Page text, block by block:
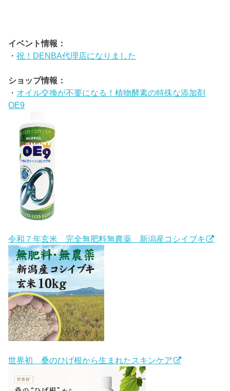
イベント情報：
・祝！DENBA代理店になりました
ショップ情報：
・ オイル交換が不要になる！植物酵素の特殊な添加剤
OE9
令和７年玄米 完全無肥料無農薬 新潟産コシイブキ
世界初 桑のひげ根から生まれたスキンケア